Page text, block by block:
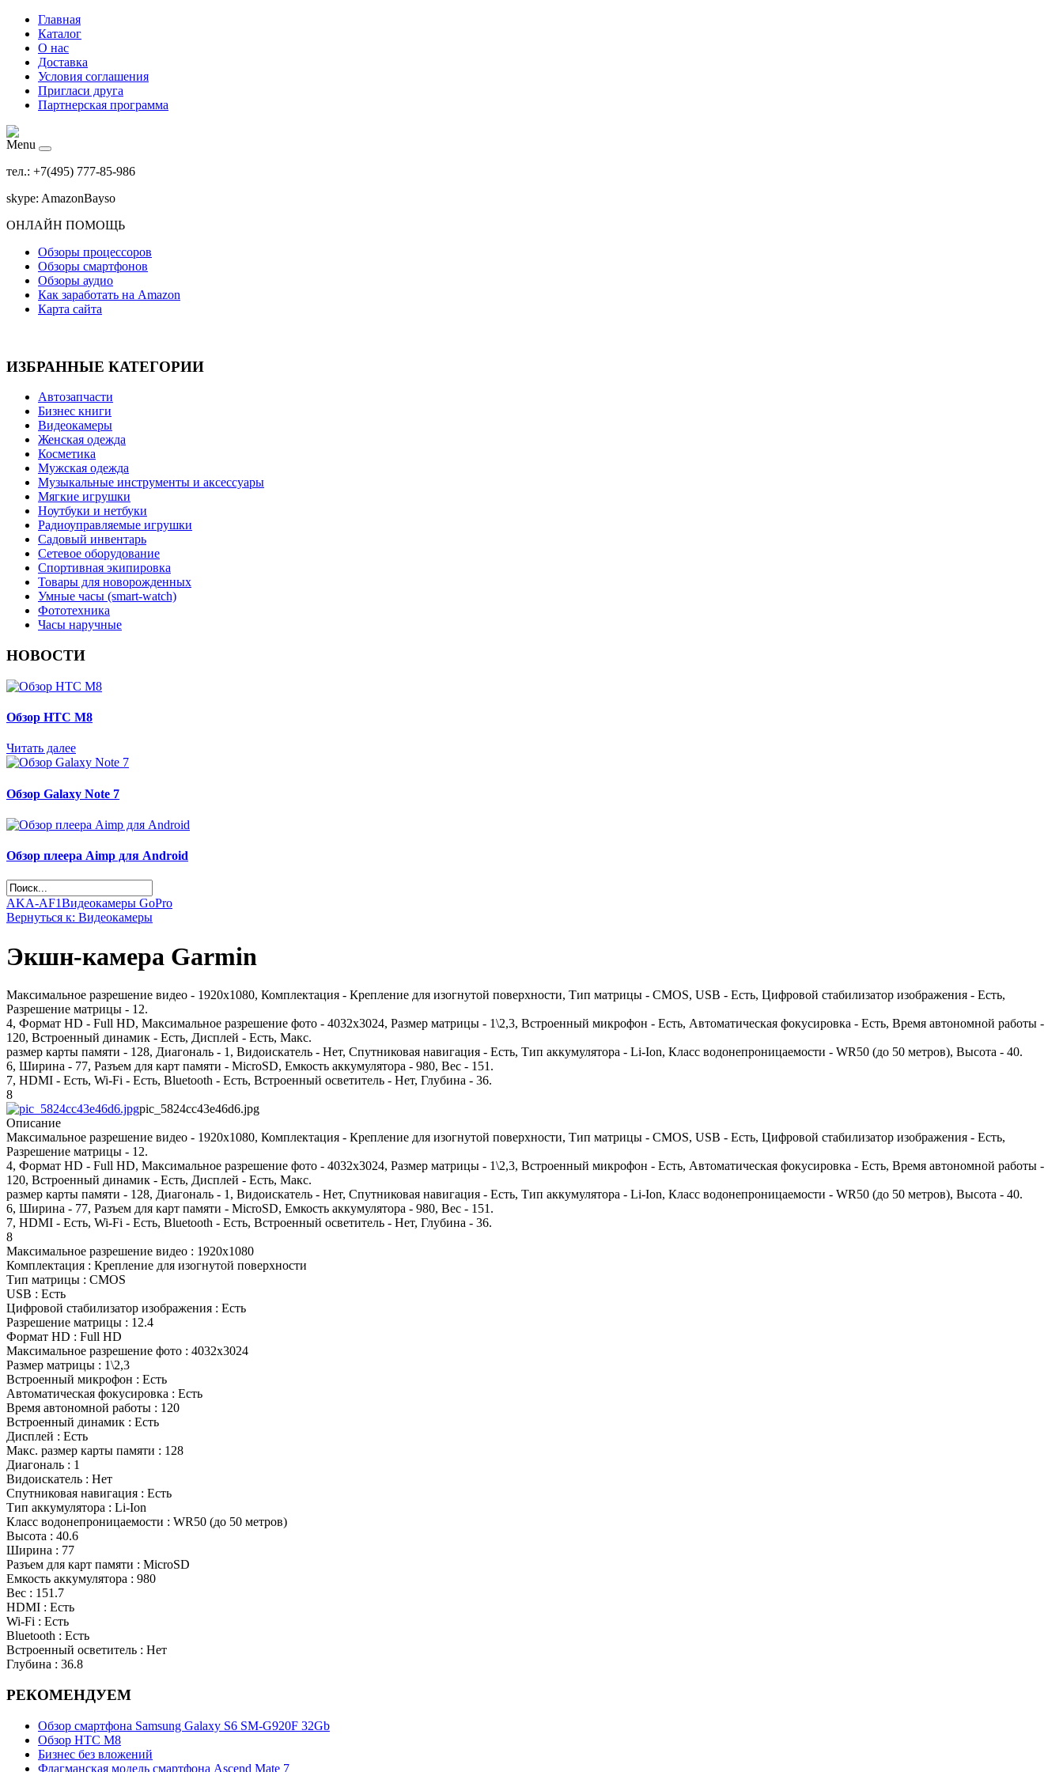
Главная
Каталог
О нас
Доставка
Условия соглашения
Пригласи друга
Партнерская программа
Menu
тел.: +7(495) 777-85-986
skype: AmazonBayso
ОНЛАЙН ПОМОЩЬ
Обзоры процессоров
Обзоры смартфонов
Обзоры аудио
Как заработать на Amazon
Карта сайта
ИЗБРАННЫЕ КАТЕГОРИИ
Автозапчасти
Бизнес книги
Видеокамеры
Женская одежда
Косметика
Мужская одежда
Музыкальные инструменты и аксессуары
Мягкие игрушки
Ноутбуки и нетбуки
Радиоуправляемые игрушки
Садовый инвентарь
Сетевое оборудование
Спортивная экипировка
Товары для новорожденных
Умные часы (smart-watch)
Фототехника
Часы наручные
НОВОСТИ
Обзор НТС М8
Читать далее
Обзор Galaxy Note 7
Обзор плеера Aimp для Android
AKA-AF1Видеокамеры GoPro
Вернуться к: Видеокамеры
Экшн-камера Garmin
Максимальное разрешение видео - 1920х1080, Комплектация - Крепление для изогнутой поверхности, Тип матрицы - CMOS, USB - Есть, Цифровой стабилизатор изображения - Есть,
Разрешение матрицы - 12.
4, Формат HD - Full HD, Максимальное разрешение фото - 4032x3024, Размер матрицы - 1\2,3, Встроенный микрофон - Есть, Автоматическая фокусировка - Есть, Время автономной работы -
120, Встроенный динамик - Есть, Дисплей - Есть, Макс.
размер карты памяти - 128, Диагональ - 1, Видоискатель - Нет, Спутниковая навигация - Есть, Тип аккумулятора - Li-Ion, Класс водонепроницаемости - WR50 (до 50 метров), Высота - 40.
6, Ширина - 77, Разъем для карт памяти - MicroSD, Емкость аккумулятора - 980, Вес - 151.
7, HDMI - Есть, Wi-Fi - Есть, Bluetooth - Есть, Встроенный осветитель - Нет, Глубина - 36.
8
pic_5824cc43e46d6.jpg
Описание
Максимальное разрешение видео - 1920х1080, Комплектация - Крепление для изогнутой поверхности, Тип матрицы - CMOS, USB - Есть, Цифровой стабилизатор изображения - Есть,
Разрешение матрицы - 12.
4, Формат HD - Full HD, Максимальное разрешение фото - 4032x3024, Размер матрицы - 1\2,3, Встроенный микрофон - Есть, Автоматическая фокусировка - Есть, Время автономной работы -
120, Встроенный динамик - Есть, Дисплей - Есть, Макс.
размер карты памяти - 128, Диагональ - 1, Видоискатель - Нет, Спутниковая навигация - Есть, Тип аккумулятора - Li-Ion, Класс водонепроницаемости - WR50 (до 50 метров), Высота - 40.
6, Ширина - 77, Разъем для карт памяти - MicroSD, Емкость аккумулятора - 980, Вес - 151.
7, HDMI - Есть, Wi-Fi - Есть, Bluetooth - Есть, Встроенный осветитель - Нет, Глубина - 36.
8
Максимальное разрешение видео : 1920х1080
Комплектация : Крепление для изогнутой поверхности
Тип матрицы : CMOS
USB : Есть
Цифровой стабилизатор изображения : Есть
Разрешение матрицы : 12.4
Формат HD : Full HD
Максимальное разрешение фото : 4032x3024
Размер матрицы : 1\2,3
Встроенный микрофон : Есть
Автоматическая фокусировка : Есть
Время автономной работы : 120
Встроенный динамик : Есть
Дисплей : Есть
Макс. размер карты памяти : 128
Диагональ : 1
Видоискатель : Нет
Спутниковая навигация : Есть
Тип аккумулятора : Li-Ion
Класс водонепроницаемости : WR50 (до 50 метров)
Высота : 40.6
Ширина : 77
Разъем для карт памяти : MicroSD
Емкость аккумулятора : 980
Вес : 151.7
HDMI : Есть
Wi-Fi : Есть
Bluetooth : Есть
Встроенный осветитель : Нет
Глубина : 36.8
РЕКОМЕНДУЕМ
Обзор смартфона Samsung Galaxy S6 SM-G920F 32Gb
Обзор НТС М8
Бизнес без вложений
Флагманская модель смартфона Ascend Mate 7